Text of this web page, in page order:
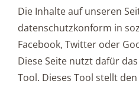
Die Inhalte auf unseren
datenschutzkonform in
Facebook, Twitter oder
Diese Seite nutzt dafür
Tool. Dieses Tool stellt